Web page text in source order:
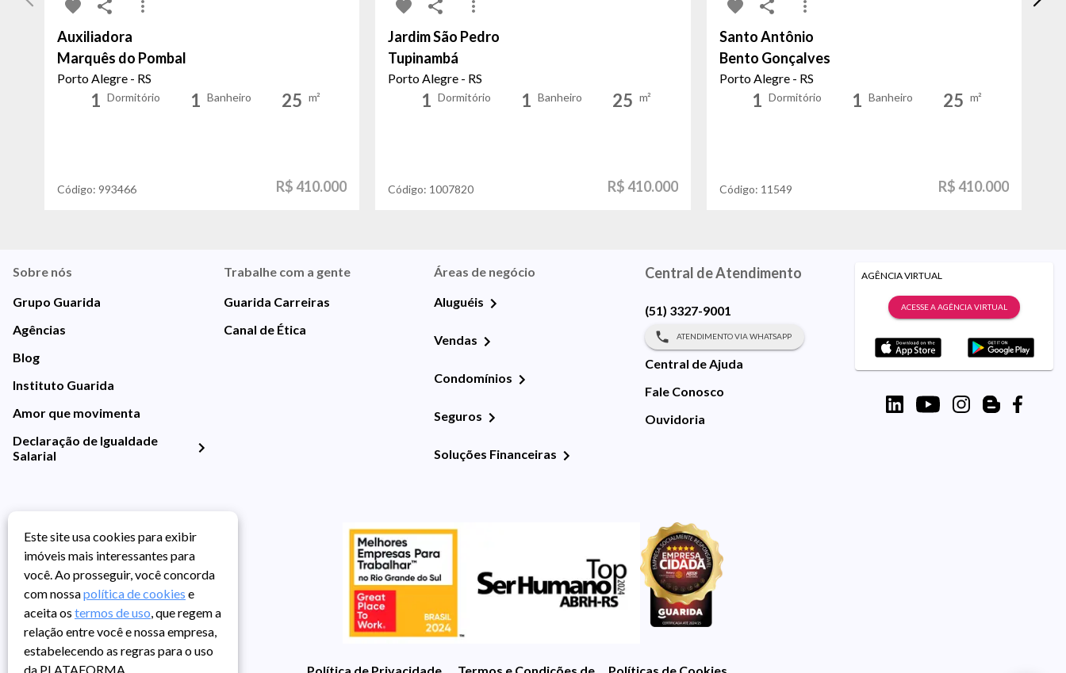
Auxiliadora
Marquês do Pombal
Porto Alegre - RS
1 Dormitório 1 Banheiro 25 m²
Código: 993466 R$ 410.000
Jardim São Pedro
Tupinambá
Porto Alegre - RS
1 Dormitório 1 Banheiro 25 m²
Código: 1007820 R$ 410.000
Santo Antônio
Bento Gonçalves
Porto Alegre - RS
1 Dormitório 1 Banheiro 25 m²
Código: 11549 R$ 410.000
Sobre nós
Grupo Guarida
Agências
Blog
Instituto Guarida
Amor que movimenta
Declaração de Igualdade
Salarial
Trabalhe com a gente
Guarida Carreiras
Canal de Ética
Áreas de negócio
Aluguéis
Vendas
Condomínios
Seguros
Soluções Financeiras
Central de Atendimento
(51) 3327-9001
ATENDIMENTO VIA WHATSAPP
Central de Ajuda
Fale Conosco
Ouvidoria
AGÊNCIA VIRTUAL
ACESSE A AGÊNCIA VIRTUAL
Política de Privacidade Termos e Condições de UsoPolíticas de Cookies
Este site usa cookies para exibir
imóveis mais interessantes para
você. Ao prosseguir, você concorda
com nossapolítica de cookies e
aceita os termos de uso, que regem a
relação entre você e nossa empresa,
estabelecendo as regras para o uso
da PLATAFORMA.